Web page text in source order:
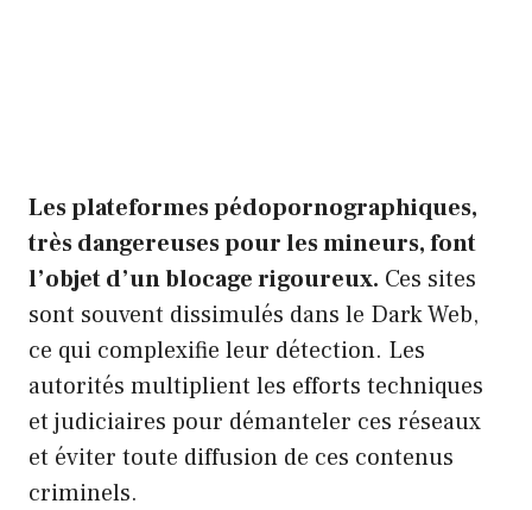
Les plateformes pédopornographiques,
très dangereuses pour les mineurs, font
l’objet d’un blocage rigoureux. Ces sites
sont souvent dissimulés dans le Dark Web,
ce qui complexifie leur détection. Les
autorités multiplient les efforts techniques
et judiciaires pour démanteler ces réseaux
et éviter toute diffusion de ces contenus
criminels.